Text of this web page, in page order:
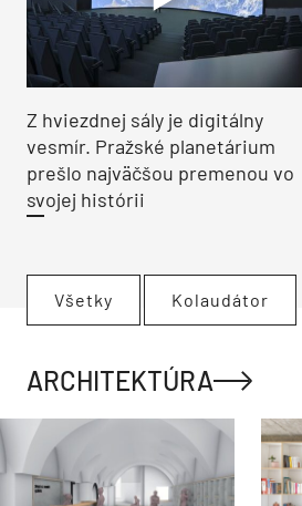
Z hviezdnej sály je digitálny
vesmír. Pražské planetárium
prešlo najväčšou premenou vo
svojej histórii
Všetky Kolaudátor
ARCHITEKTÚRA